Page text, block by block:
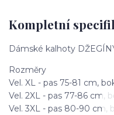
Kompletní
Dámské kalhoty
Rozměry
Vel. XL - pas 75-81 cm,
Vel. 2XL - pas 77-86 cm,
Vel. 3XL - pas 80-90 cm,